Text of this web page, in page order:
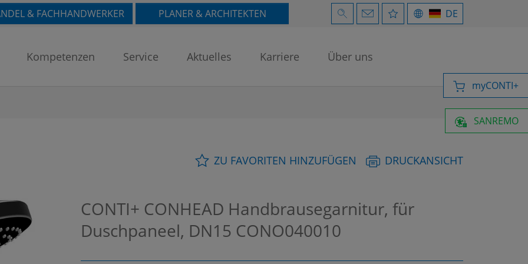
& FACHHANDWERKER PLANER & ARCHITEKTEN DE
Kompetenzen Service Aktuelles Karriere Über uns
SANREMO
myCONTI+
ZU FAVORITEN HINZUFÜGEN DRUCKANSICHT
CONTI+ CONHEAD Handbrausegarnitur, für
Duschpaneel, DN15 CONO040010